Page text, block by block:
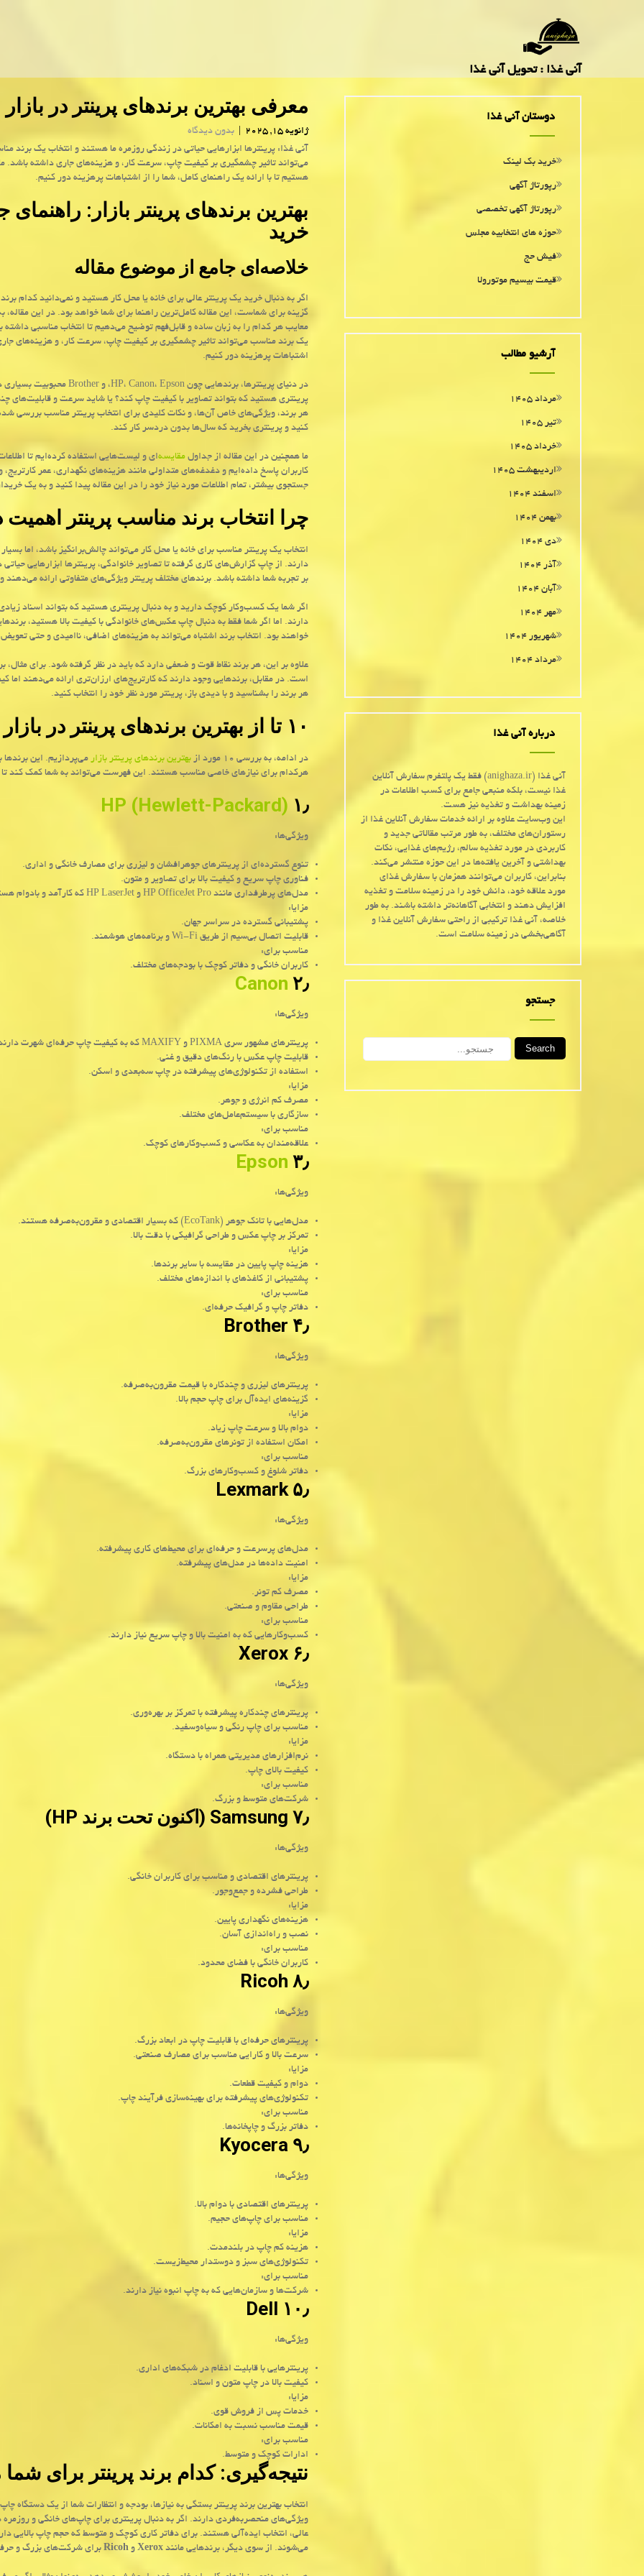
آنی غذا : تحویل آنی غذا
معرفی بهترین برندهای پرینتر در بازار
ژانویه 15, 2025
بدون دیدگاه
آنی غذا: پرینترها ابزارهایی حیاتی در زندگی روزمره ما هستند و انتخاب یک برند
می‌تواند تاثیر چشمگیری بر کیفیت چاپ، سرعت کار، و هزینه‌های جاری داشته باشد. ما
هستیم تا با ارائه یک راهنمای کامل، شما را از اشتباهات پرهزینه دور کنیم.
بهترین برندهای پرینتر بازار: راهنمای
خرید
خلاصه‌ای جامع از موضوع مقاله
اگر به دنبال خرید یک پرینتر عالی برای خانه یا محل کار هستید و نمی‌دانید کدام
گزینه برای شماست، این مقاله کامل‌ترین راهنما برای شما خواهد بود. در این مقاله،
معایب هر کدام را به زبان ساده و قابل‌فهم توضیح می‌دهیم تا انتخاب مناسبی داشته
یک برند مناسب می‌تواند تاثیر چشمگیری بر کیفیت چاپ، سرعت کار، و هزینه‌های
اشتباهات پرهزینه دور کنیم.
در دنیای پرینترها، برندهایی چون HP، Canon، Epson، و Brother محبوبیت بسیاری
پرینتری هستید که بتواند تصاویر با کیفیت چاپ کند؟ یا شاید سرعت و قابلیت‌های
هر برند، ویژگی‌های خاص آن‌ها، و نکات کلیدی برای انتخاب پرینتر مناسب بررسی
کنید و پرینتری بخرید که سال‌ها بدون دردسر کار کند.
ما همچنین در این مقاله از جداول مقایسه‌ای و لیست‌هایی استفاده کرده‌ایم تا
کاربران پاسخ داده‌ایم و دغدغه‌های متداولی مانند هزینه‌های نگهداری، عمر
جستجوی بیشتر، تمام اطلاعات مورد نیاز خود را در این مقاله پیدا کنید و به یک
چرا انتخاب برند مناسب پرینتر اهمیت
انتخاب یک پرینتر مناسب برای خانه یا محل کار می‌تواند چالش‌برانگیز باشد، اما
دارند. از چاپ گزارش‌های کاری گرفته تا تصاویر خانوادگی، پرینترها ابزارهایی
بر تجربه شما داشته باشد. برندهای مختلف پرینتر ویژگی‌های متفاوتی ارائه
اگر شما یک کسب‌وکار کوچک دارید و به دنبال پرینتری هستید که بتواند اسناد
دارند. اما اگر شما فقط به دنبال چاپ عکس‌های خانوادگی با کیفیت بالا هستید،
خواهند بود. انتخاب برند اشتباه می‌تواند به هزینه‌های اضافی، ناامیدی و حتی
علاوه بر این، هر برند نقاط قوت و ضعفی دارد که باید در نظر گرفته شود. برای مثال،
است. در مقابل، برندهایی وجود دارند که کارتریج‌های ارزان‌تری ارائه می‌دهند اما
هر برند را بشناسید و با دیدی باز، پرینتر مورد نظر خود را انتخاب کنید.
۱۰ تا از بهترین برندهای پرینتر در بازار
در ادامه، به بررسی ۱۰ مورد از بهترین برندهای پرینتر بازار می‌پردازیم. این
هرکدام برای نیازهای خاصی مناسب هستند. این فهرست می‌تواند به شما کمک کند تا
۱٫ HP (Hewlett-Packard)
ویژگی‌ها:
تنوع گسترده‌ای از پرینترهای جوهرافشان و لیزری برای مصارف خانگی و اداری.
فناوری چاپ سریع و کیفیت بالا برای تصاویر و متون.
مدل‌های پرطرفداری مانند HP OfficeJet Pro و HP LaserJet که کارآمد و بادوام
مزایا:
پشتیبانی گسترده در سراسر جهان.
قابلیت اتصال بی‌سیم از طریق Wi-Fi و برنامه‌های هوشمند.
مناسب برای:
کاربران خانگی و دفاتر کوچک با بودجه‌های مختلف.
۲٫ Canon
ویژگی‌ها:
پرینترهای مشهور سری PIXMA و MAXIFY که به کیفیت چاپ حرفه‌ای شهرت
قابلیت چاپ عکس با رنگ‌های دقیق و غنی.
استفاده از تکنولوژی‌های پیشرفته در چاپ سه‌بعدی و اسکن.
مزایا:
مصرف کم انرژی و جوهر.
سازگاری با سیستم‌عامل‌های مختلف.
مناسب برای:
علاقه‌مندان به عکاسی و کسب‌وکارهای کوچک.
۳٫ Epson
ویژگی‌ها:
مدل‌هایی با تانک جوهر (EcoTank) که بسیار اقتصادی و مقرون‌به‌صرفه هستند.
تمرکز بر چاپ عکس و طراحی گرافیکی با دقت بالا.
مزایا:
هزینه چاپ پایین در مقایسه با سایر برندها.
پشتیبانی از کاغذهای با اندازه‌های مختلف.
مناسب برای:
دفاتر چاپ و گرافیک حرفه‌ای.
۴٫ Brother
ویژگی‌ها:
پرینترهای لیزری و چندکاره با قیمت مقرون‌به‌صرفه.
گزینه‌های ایده‌آل برای چاپ حجم بالا.
مزایا:
دوام بالا و سرعت چاپ زیاد.
امکان استفاده از تونرهای مقرون‌به‌صرفه.
مناسب برای:
دفاتر شلوغ و کسب‌وکارهای بزرگ.
۵٫ Lexmark
ویژگی‌ها:
مدل‌های پرسرعت و حرفه‌ای برای محیط‌های کاری پیشرفته.
امنیت داده‌ها در مدل‌های پیشرفته.
مزایا:
مصرف کم تونر.
طراحی مقاوم و صنعتی.
مناسب برای:
کسب‌وکارهایی که به امنیت بالا و چاپ سریع نیاز دارند.
۶٫ Xerox
ویژگی‌ها:
پرینترهای چندکاره پیشرفته با تمرکز بر بهره‌وری.
مناسب برای چاپ رنگی و سیاه‌وسفید.
مزایا:
نرم‌افزارهای مدیریتی همراه با دستگاه.
کیفیت بالای چاپ.
مناسب برای:
شرکت‌های متوسط و بزرگ.
۷٫ Samsung (اکنون تحت برند HP)
ویژگی‌ها:
پرینترهای اقتصادی و مناسب برای کاربران خانگی.
طراحی فشرده و جمع‌وجور.
مزایا:
هزینه‌های نگهداری پایین.
نصب و راه‌اندازی آسان.
مناسب برای:
کاربران خانگی با فضای محدود.
۸٫ Ricoh
ویژگی‌ها:
پرینترهای حرفه‌ای با قابلیت چاپ در ابعاد بزرگ.
سرعت بالا و کارایی مناسب برای مصارف صنعتی.
مزایا:
دوام و کیفیت قطعات.
تکنولوژی‌های پیشرفته برای بهینه‌سازی فرآیند چاپ.
مناسب برای:
دفاتر بزرگ و چاپخانه‌ها.
۹٫ Kyocera
ویژگی‌ها:
پرینترهای اقتصادی با دوام بالا.
مناسب برای چاپ‌های حجیم.
مزایا:
هزینه کم چاپ در بلندمدت.
تکنولوژی‌های سبز و دوستدار محیط‌زیست.
مناسب برای:
شرکت‌ها و سازمان‌هایی که به چاپ انبوه نیاز دارند.
۱۰٫ Dell
ویژگی‌ها:
پرینترهایی با قابلیت ادغام در شبکه‌های اداری.
کیفیت بالا در چاپ متون و اسناد.
مزایا:
خدمات پس از فروش قوی.
قیمت مناسب نسبت به امکانات.
مناسب برای:
ادارات کوچک و متوسط.
نتیجه‌گیری: کدام برند پرینتر برای
ویژگی‌های منحصربه‌فردی دارند. اگر به دنبال پرینتری برای چاپ‌های خانگی و روزمره
عالی، انتخاب ایده‌آلی هستند. برای دفاتر کاری کوچک و متوسط که حجم چاپ بالایی
می‌شوند. از سوی دیگر، برندهایی مانند Xerox و Ricoh برای شرکت‌های بزرگ و
دوستان آنی غذا
خرید بک لینک
رپورتاژ آگهی
رپورتاژ آگهی تخصصی
حوزه های انتخابیه مجلس
فیش حج
قیمت بیسیم موتورولا
آرشیو مطالب
مرداد ۱۴۰۵
تیر ۱۴۰۵
خرداد ۱۴۰۵
اردیبهشت ۱۴۰۵
اسفند ۱۴۰۴
بهمن ۱۴۰۴
دی ۱۴۰۴
آذر ۱۴۰۴
آبان ۱۴۰۴
مهر ۱۴۰۴
شهریور ۱۴۰۴
مرداد ۱۴۰۴
درباره آنی غذا
آنی غذا (anighaza.ir) فقط یک پلتفرم سفارش آنلاین
غذا نیست، بلکه منبعی جامع برای کسب اطلاعات در
زمینه بهداشت و تغذیه نیز هست.
این وب‌سایت علاوه بر ارائه خدمات سفارش آنلاین غذا از
رستوران‌های مختلف، به طور مرتب مقالاتی جدید و
کاربردی در مورد تغذیه سالم، رژیم‌های غذایی، نکات
بهداشتی و آخرین یافته‌ها در این حوزه منتشر می‌کند.
بنابراین، کاربران می‌توانند همزمان با سفارش غذای
مورد علاقه خود، دانش خود را در زمینه سلامت و تغذیه
افزایش دهند و انتخابی آگاهانه‌تر داشته باشند. به طور
خلاصه، آنی غذا ترکیبی از راحتی سفارش آنلاین غذا و
آگاهی‌بخشی در زمینه سلامت است.
جستجو
Search